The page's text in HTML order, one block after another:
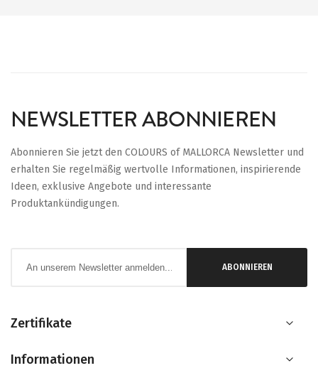
NEWSLETTER ABONNIEREN
Abonnieren Sie jetzt den COLOURS of MALLORCA Newsletter und
erhalten Sie regelmäßig wertvolle Informationen, inspirierende
Ideen, exklusive Angebote und interessante
Produktankündigungen.
ABONNIEREN
Zertifikate
Informationen